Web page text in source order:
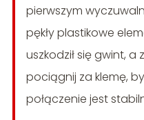
pierwszym
pękły plastikowe
uszkodził się gwint,
pociągnij za klemę,
połączenie jest